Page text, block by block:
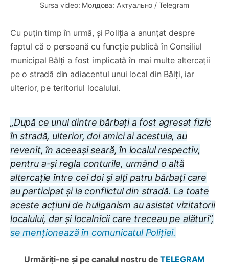
Sursa video: Молдова: Актуально / Telegram
Cu puțin timp în urmă, și Poliția a anunțat despre
faptul că o persoană cu funcție publică în Consiliul
municipal Bălți a fost implicată în mai multe altercații
pe o stradă din adiacentul unui local din Bălți, iar
ulterior, pe teritoriul localului.
„După ce unul dintre bărbați a fost agresat fizic
în stradă, ulterior, doi amici ai acestuia, au
revenit, în aceeași seară, în localul respectiv,
pentru a-și regla conturile, urmând o altă
altercație între cei doi și alți patru bărbați care
au participat și la conflictul din stradă. La toate
aceste acțiuni de huliganism au asistat vizitatorii
localului, dar și localnicii care treceau pe alături”,
se menționează în comunicatul Poliției.
Urmăriți-ne și pe canalul nostru deTELEGRAM